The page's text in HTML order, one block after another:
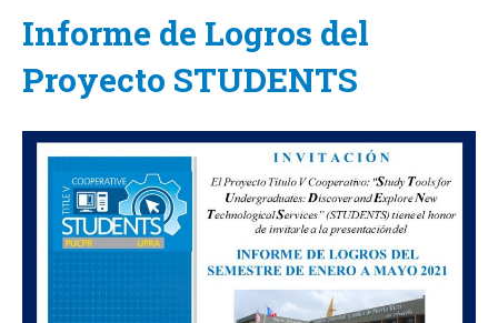
Informe de Logros del
Proyecto STUDENTS